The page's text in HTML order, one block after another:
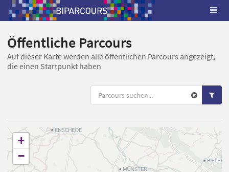
Öffentliche Parcours
Auf dieser Karte werden alle öffentlichen Parcours angezeigt,
die einen Startpunkt haben
+
−